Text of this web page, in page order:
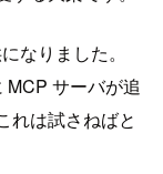
なりました。
MCP サーバが追
れは試さねばと